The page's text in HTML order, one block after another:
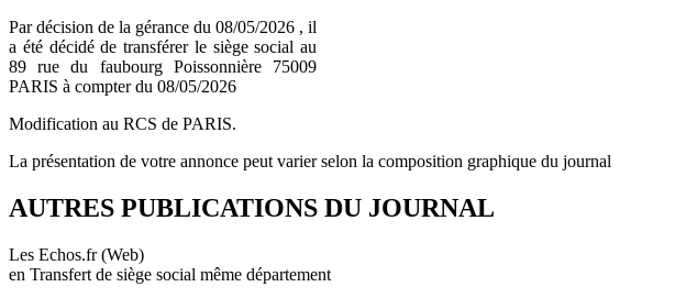
Par décision de la gérance du 08/05/2026 , il
a été décidé de transférer le siège social au
89 rue du faubourg Poissonnière 75009
PARIS à compter du 08/05/2026
Modification au RCS de PARIS.
La présentation de votre annonce peut varier selon la composition graphique du journal
AUTRES PUBLICATIONS DU JOURNAL
Les Echos.fr (Web)
en Transfert de siège social même département